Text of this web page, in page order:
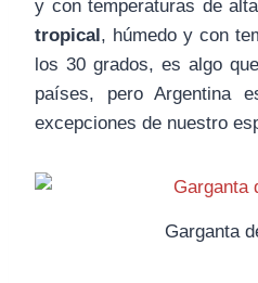
y con temperaturas de
tropical , húmedo y con
los 30 grados, es algo
países, pero Argentina
excepciones de nuestro
Garganta